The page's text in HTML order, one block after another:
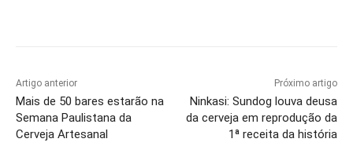
Artigo anterior
Mais de 50 bares estarão na
Semana Paulistana da
Cerveja Artesanal
Próximo artigo
Ninkasi: Sundog louva deusa
da cerveja em reprodução da
1ª receita da história